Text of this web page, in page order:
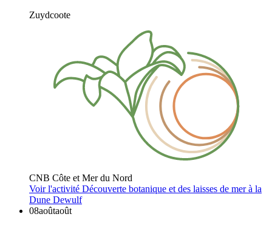
Zuydcoote
CNB Côte et Mer du Nord
Voir l'activité Découverte botanique et des laisses de mer à la
Dune Dewulf
08aoûtaoût